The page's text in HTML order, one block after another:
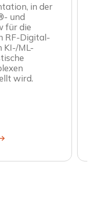
in der
und
für die
RF-Digital-
KI-/ML-
wird.